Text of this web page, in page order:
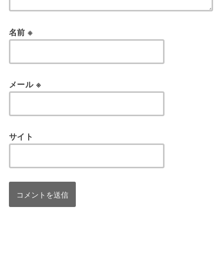
名前※
メール ※
サイト